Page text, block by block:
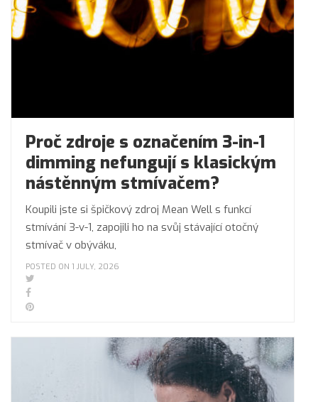
Proč zdroje s označením 3-in-1
dimming nefungují s klasickým
nástěnným stmívačem?
Koupili jste si špičkový zdroj Mean Well s funkcí
stmívání 3-v-1, zapojili ho na svůj stávající otočný
stmívač v obýváku,
POSTED ON 1 JULY, 2026